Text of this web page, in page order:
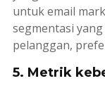
untukemail
segmentasi
pelanggan,
5. Metrik